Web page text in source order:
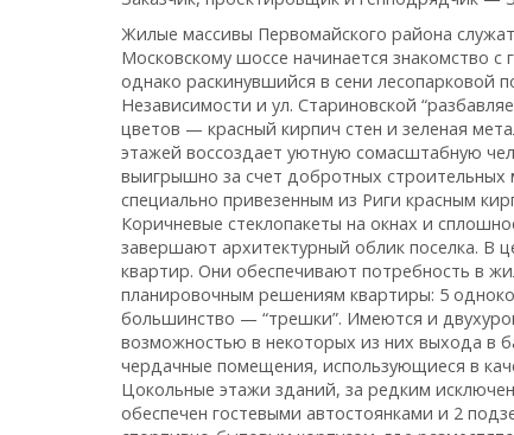
Жилые массивы Первомайского района
Московскому шоссе начинается знакомство
однако раскинувшийся в сени лесопарковой
Независимости и ул. Стариновской
цветов — красный кирпич стен и зеленая
этажей воссоздает уютную сомасштабную
выигрышно за счет добротных
специально привезенным из Риги красным
Коричневые стеклопакеты на окнах и
завершают архитектурный облик поселка. В
квартир. Они обеспечивают потребность в
планировочным решениям квартиры: 5
большинство — “трешки”. Имеются и
возможностью в некоторых из них выхода в
чердачные помещения, использующиеся в
Цокольные этажи зданий, за редким
обеспечен гостевыми автостоянками и 2